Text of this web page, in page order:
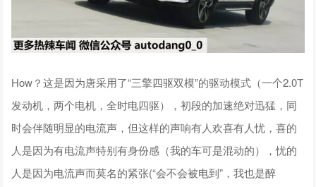
How？这是因为唐采用了“三擎四驱双模”的驱动模式（一个2.0T
发动机，两个电机，全时电四驱），初段的加速绝对迅猛，同
时会伴随明显的电流声，但这样的声响有人欢喜有人忧，喜的
人是因为有电流声特别有身份感（我的车可是混动的），忧的
人是因为电流声而莫名的紧张(“会不会被电到”，我也是醉